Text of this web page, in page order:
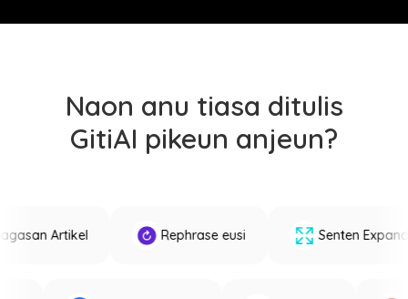
Naon anu tiasa ditulis
GitiAI pikeun anjeun?
Artikel Rephrase eusi Senten